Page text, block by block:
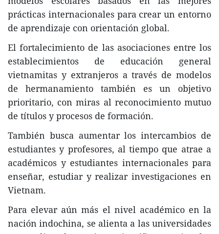
prácticas internacionales para crear un entorno
de aprendizaje con orientación global.
El fortalecimiento de las asociaciones entre los
establecimientos de educación general
vietnamitas y extranjeros a través de modelos
de hermanamiento también es un objetivo
prioritario, con miras al reconocimiento mutuo
de títulos y procesos de formación.
También busca aumentar los intercambios de
estudiantes y profesores, al tiempo que atrae a
académicos y estudiantes internacionales para
enseñar, estudiar y realizar investigaciones en
Vietnam.
Para elevar aún más el nivel académico en la
nación indochina, se alienta a las universidades